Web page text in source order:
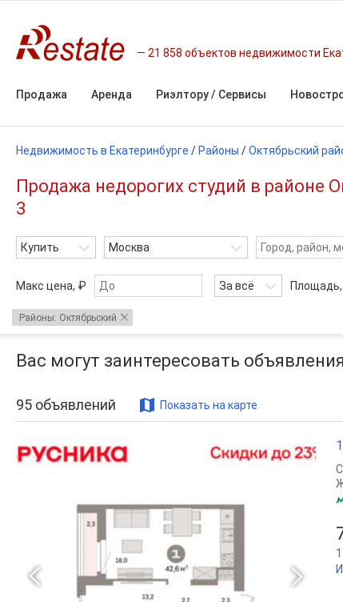
21 858 объектов недвижимости
Продажа Аренда Риэлтору / Сервисы
Недвижимость в Екатеринбурге / Районы /Октябрьский
Продажа недорогих студий в районе
3
Купить Москва
Макс цена, ₽ За всё Площадь,
Районы: Октябрьский
Вас могут заинтересовать объявления
95 объявлений Показать на карте